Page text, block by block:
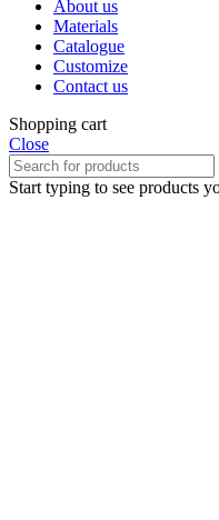
About us
Materials
Catalogue
Customize
Contact us
Shopping cart
Close
Start typing to see products